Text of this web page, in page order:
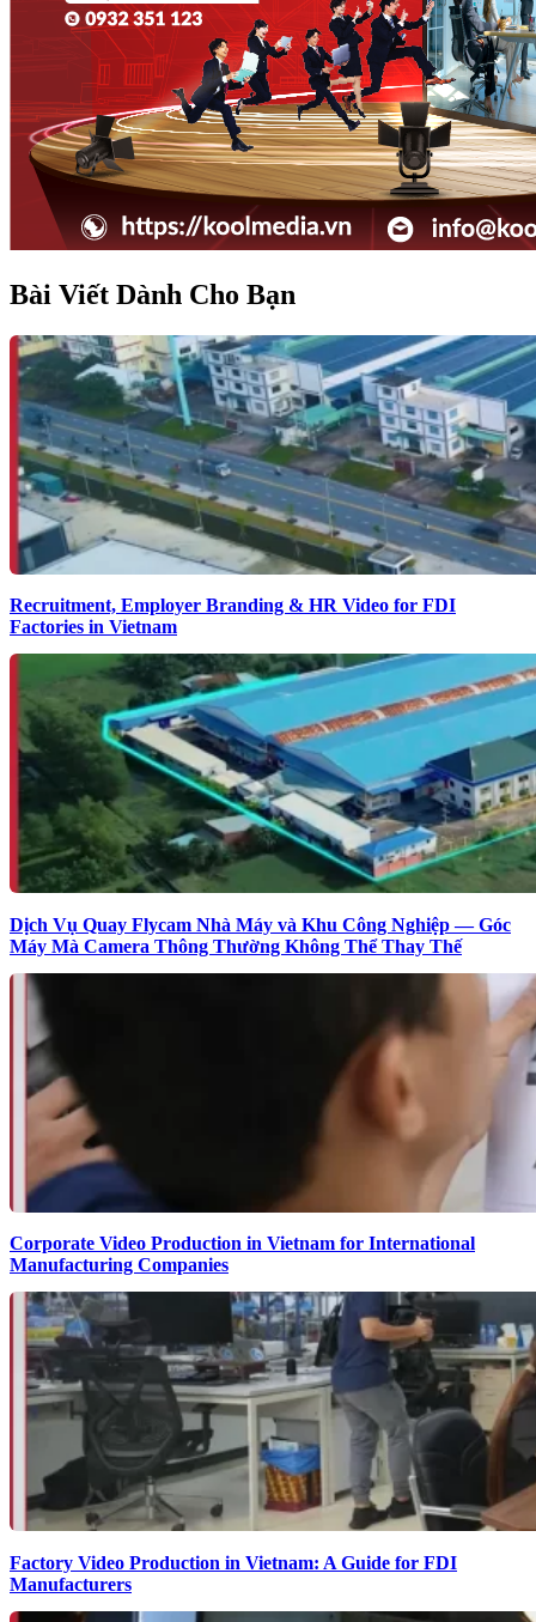
Bài Viết Dành Cho Bạn
Recruitment, Employer Branding & HR Video for FDI
Factories in Vietnam
Dịch Vụ Quay Flycam Nhà Máy và Khu Công Nghiệp — Góc
Máy Mà Camera Thông Thường Không Thể Thay Thế
Corporate Video Production in Vietnam for International
Manufacturing Companies
Factory Video Production in Vietnam: A Guide for FDI
Manufacturers